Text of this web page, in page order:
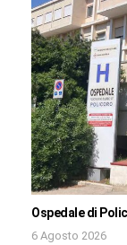
Ospedale di
6 Agosto 2026